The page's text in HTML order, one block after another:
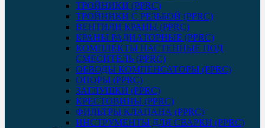
ТРОЙНИКИ (PPRC)
ТРОЙНИКИ С РЕЗЬБОЙ (PPRC)
ВЕНТИЛИ КРАНЫ (PPRC)
КРАНЫ РАДИАТОРНЫЕ (PPRC)
КОМПЛЕКТЫ НАСТЕННЫЕ ПОД
СМЕСИТЕЛЬ (PPRC)
ОБВОДЫ КОМПЕНСАТОРЫ (PPRC)
ОПОРЫ (PPRC)
ЗАГЛУШКИ (PPRC)
КРЕСТОВИНЫ (PPRC)
ФИЛЬТРЫ КЛАПАНА (PPRC)
ИНСТРУМЕНТЫ ДЛЯ СВАРКИ (PPRC)